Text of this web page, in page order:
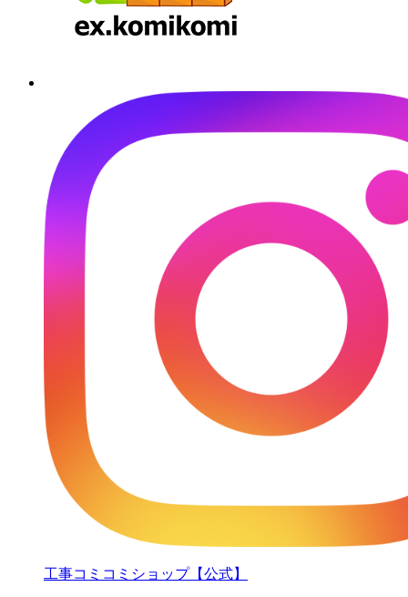
工事コミコミショップ【公式】